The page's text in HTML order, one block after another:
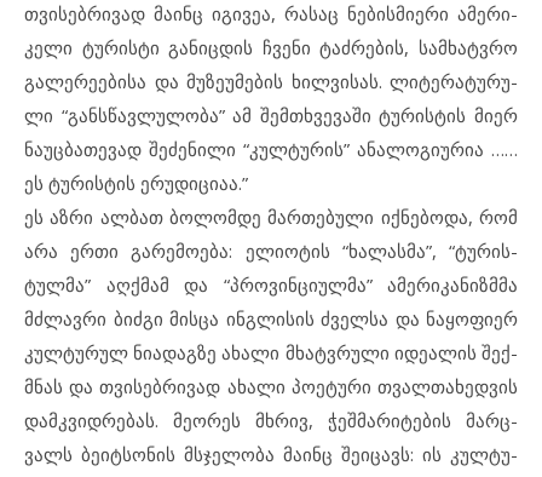
თვი­სებ­რი­ვად მა­ინც იგ­ი­ვეა, რა­საც ნე­ბის­მი­ერი ამ­ე­რი­
კე­ლი ტუ­რის­ტი გა­ნიც­დის ჩვე­ნი ტაძ­რე­ბის, სამ­ხატ­ვ­რო
გა­ლე­რე­ე­ბი­სა და მუზ­ე­უ­მე­ბის ხილ­ვი­სას. ლი­ტე­რა­ტუ­რუ­
ლი “გან­ს­წავ­ლუ­ლო­ბა” ამ შემ­თხ­ვე­ვა­ში ტუ­რისტის მი­ერ
ნა­უც­ბა­თე­ვად შე­ძე­ნი­ლი “კულ­ტუ­რის” ან­ა­ლო­გი­უ­რია ……
ეს ტუ­რის­ტის ერ­უ­დიციაა.”
ეს აზ­რი ალ­ბათ ბო­ლომ­დე მარ­თე­ბუ­ლი იქ­ნე­ბო­და, რომ
არა ერ­თი გა­რე­მო­ე­ბა: ელი­ო­ტის “ხა­ლას­მა”, “ტუ­რის­
ტულ­მა” აღქ­მამ და “პრო­ვინ­ცი­ულ­მა” ამ­ე­რი­კა­ნიზ­მ­მა
მძლავრი ბიძ­გი მის­ცა ინგ­ლი­სის ძველ­სა და ნა­ყო­ფი­ერ
კულ­ტუ­რულ ნი­ა­დაგ­ზე ახ­ა­ლი მხატვრუ­ლი იდ­ე­ა­ლის შექ­
მ­ნას და თვი­სებ­რი­ვად ახ­ა­ლი პო­ე­ტუ­რი თვალ­თა­ხედ­ვის
დამკვიდ­რე­ბას. მე­ო­რეს მხრივ, ჭეშ­მა­რი­ტე­ბის მარ­ც­
ვალს ბე­იტ­სო­ნის მსჯე­ლო­ბა მა­ინც შე­ი­ცავს: ის კულ­ტუ­